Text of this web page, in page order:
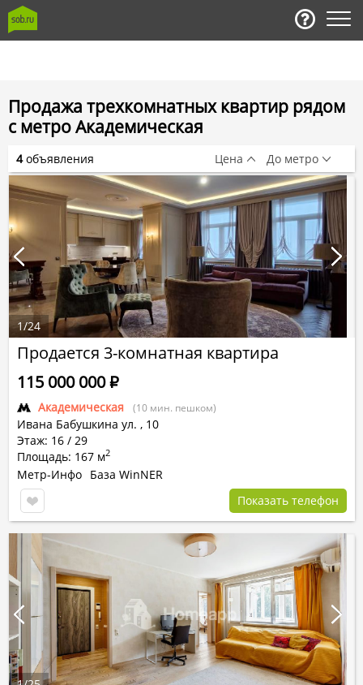
Продажа трехкомнатных квартир рядом
с метро Академическая
Продается 3-комнатная квартира
Академическая (10 мин. пешком)
Ивана Бабушкина ул. , 10
Этаж: 16 / 29
Площадь: 167 м2
115 000 000Р
Метр-Инфо База WinNER
Показать телефон
1/24
4объявления Цена До метро